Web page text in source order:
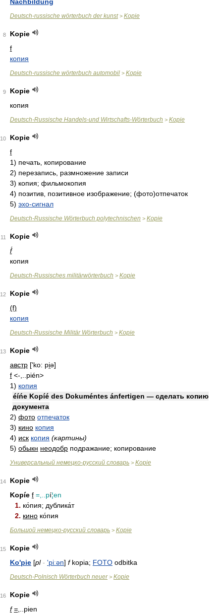
Deutsch-russische wörterbuch der kunst> Kopie
8
Kopie
f
копия
Deutsch-russische wörterbuch automobil > Kopie
9
Kopie
копия
Deutsch-Russische Handels-und Wirtschafts-Wörterbuch > Kopie
10
Kopie
f
1) печать, копирование
2) перезапись, размножение записи
3) копия; фильмокопия
4) позитив, позитивное изображение; (фото)отпечаток
5) эхо-сигнал
Deutsch-Russische Wörterbuch polytechnischen > Kopie
11
Kopie
f́
копия
Deutsch-Russisches militärwörterbuch > Kopie
12
Kopie
(f)
копия
Deutsch-Russische Militär Wörterbuch > Kopie
13
Kopie
австр ['ko: pi̯ə]
f <-,..pién>
1) копия
éíńe Kopíé des Dokuméntes ánfertigen — сделать копию
документа
2) фото отпечаток
3) кино копия
4) иск копия (картины)
5) обыкн неодобр подражание; копирование
Универсальный немецко-русский словарь > Kopie
14
Kopie
Kopíe f =,..pí¦en
1. ко́пия; дублика́т
2. кино ко́пия
Большой немецко-русский словарь > Kopie
15
Kopie
Ko'pie [pl- 'piːən] fkopia; FOTO odbitka
Deutsch-Polnisch Wörterbuch neuer> Kopie
16
Kopie
f = ,..pien